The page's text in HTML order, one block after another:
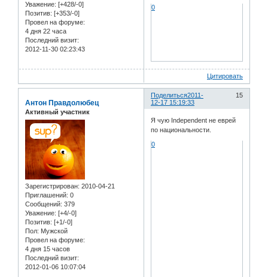
Уважение: [+428/-0]
Позитив: [+353/-0]
Провел на форуме:
4 дня 22 часа
Последний визит:
2012-11-30 02:23:43
0
Цитировать
Поделиться 15
2011-
12-17 15:19:33
Антон Правдолюбец
Активный участник
Зарегистрирован: 2010-04-21
Приглашений: 0
Сообщений: 379
Уважение: [+4/-0]
Позитив: [+1/-0]
Пол: Мужской
Провел на форуме:
4 дня 15 часов
Последний визит:
2012-01-06 10:07:04
Я чую Independent не еврей
по национальности.
0